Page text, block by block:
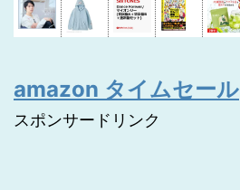
amazon タイムセール
スポンサードリンク